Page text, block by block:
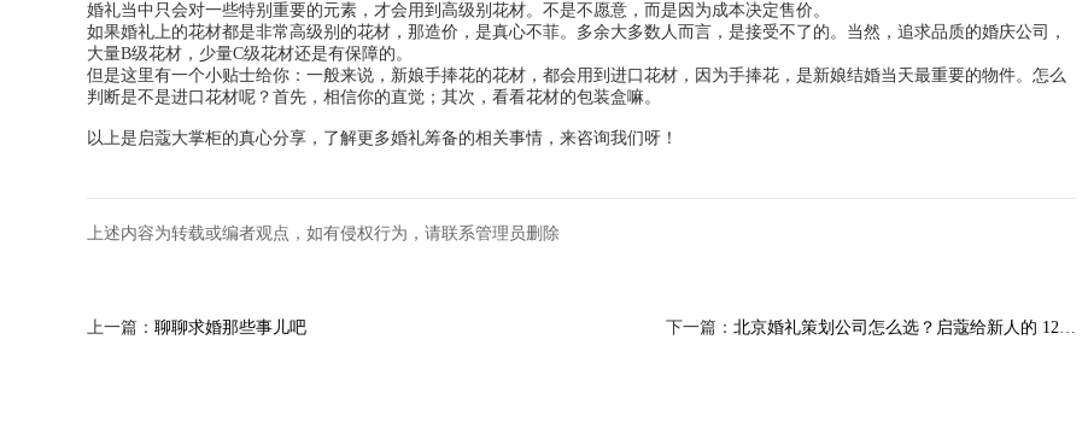
婚礼当中只会对一些特别重要的元素，才会用到高级别花材。不是不愿意，而是因为成本决定售价。
如果婚礼上的花材都是非常高级别的花材，那造价，是真心不菲。多余大多数人而言，是接受不了的。当然，追求品质的婚庆公司，
大量B级花材，少量C级花材还是有保障的。
但是这里有一个小贴士给你：一般来说，新娘手捧花的花材，都会用到进口花材，因为手捧花，是新娘结婚当天最重要的物件。怎么
判断是不是进口花材呢？首先，相信你的直觉；其次，看看花材的包装盒嘛。
以上是启蔻大掌柜的真心分享，了解更多婚礼筹备的相关事情，来咨询我们呀！
上述内容为转载或编者观点，如有侵权行为，请联系管理员删除
上一篇： 聊聊求婚那些事儿吧 下一篇： 北京婚礼策划公司怎么选？启蔻给新人的 12 条判断标准